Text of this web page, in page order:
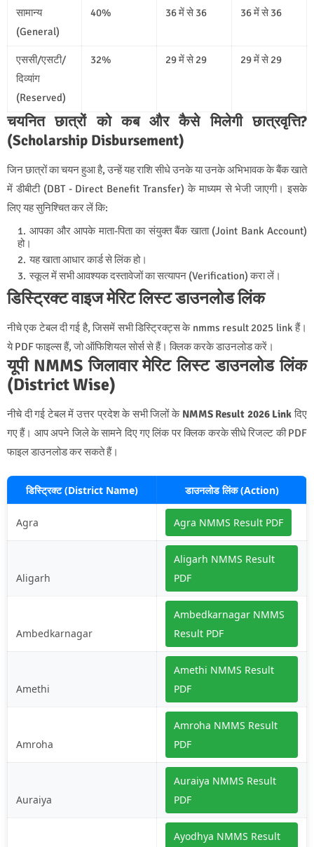
सामान्य
(General)
40% 36 में से 36 36 में से 36
एससी/एसटी/
दिव्यांग
(Reserved)
32% 29 में से 29 29 में से 29
चयनित छात्रों को कब और कैसे मिलेगी छात्रवृत्ति?
(Scholarship Disbursement)
जिन छात्रों का चयन हुआ है, उन्हें यह राशि सीधे उनके या उनके अभिभावक के बैंक खाते
में डीबीटी (DBT - Direct Benefit Transfer) के माध्यम से भेजी जाएगी। इसके
लिए यह सुनिश्चित कर लें कि:
आपका और आपके माता-पिता का संयुक्त बैंक खाता (Joint Bank Account)
हो।
यह खाता आधार कार्ड से लिंक हो।
स्कूल में सभी आवश्यक दस्तावेजों का सत्यापन (Verification) करा लें।
डिस्ट्रिक्ट वाइज मेरिट लिस्ट डाउनलोड लिंक
नीचे एक टेबल दी गई है, जिसमें सभी डिस्ट्रिक्ट्स के nmms result 2025 link हैं।
ये PDF फाइल्स हैं, जो ऑफिशियल सोर्स से हैं। क्लिक करके डाउनलोड करें।
यूपी NMMS जिलावार मेरिट लिस्ट डाउनलोड लिंक
(District Wise)
नीचे दी गई टेबल में उत्तर प्रदेश के सभी जिलों के NMMS Result 2026 Linkदिए
गए हैं। आप अपने जिले के सामने दिए गए लिंक पर क्लिक करके सीधे रिजल्ट की PDF
फाइल डाउनलोड कर सकते हैं।
डिस्ट्रिक्ट (District Name) डाउनलोड लिंक (Action)
Agra Agra NMMS Result PDF
Aligarh
Aligarh NMMS Result
PDF
Ambedkarnagar
Ambedkarnagar NMMS
Result PDF
Amethi
Amethi NMMS Result
PDF
Amroha
Amroha NMMS Result
PDF
Auraiya
Auraiya NMMS Result
PDF
Ayodhya NMMS Result